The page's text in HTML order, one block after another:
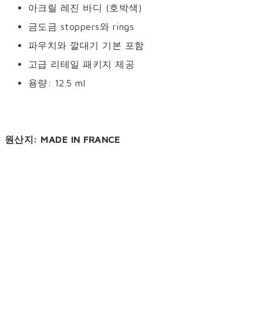
아크릴 레진 바디 (호박색)
금도금 stoppers와 rings
파우치와 깔대기 기본 포함
고급 리테일 패키지 제공
용량: 12.5 ml
원산지: MADE IN FRANCE